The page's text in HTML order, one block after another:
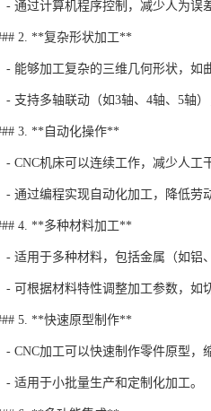
- 通过计算机程序控制，减少人为误
2. **复杂形状加工**
- 能够加工复杂的三维几何形状，如
- 支持多轴联动（如3轴、4轴、5轴
3. **自动化操作**
- CNC机床可以连续工作，减少人工
- 通过编程实现自动化加工，降低劳
4. **多种材料加工**
- 适用于多种材料，包括金属（如铝
- 可根据材料特性调整加工参数，如
5. **快速原型制作**
- CNC加工可以快速制作零件原型，
- 适用于小批量生产和定制化加工。